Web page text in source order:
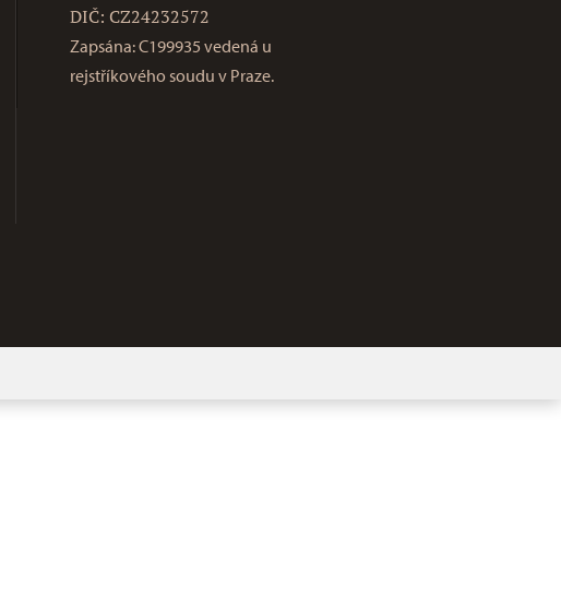
DIČ: CZ24232572
Zapsána: C199935 vedená u
rejstříkového soudu v Praze.